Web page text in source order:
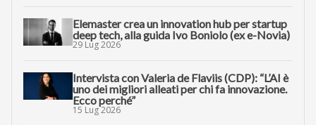
Elemaster crea un innovation hub per startup
deep tech, alla guida Ivo Boniolo (ex e-Novia)
29 Lug 2026
Intervista con Valeria de Flaviis (CDP): “L’AI è
uno dei migliori alleati per chi fa innovazione.
Ecco perché”
15 Lug 2026